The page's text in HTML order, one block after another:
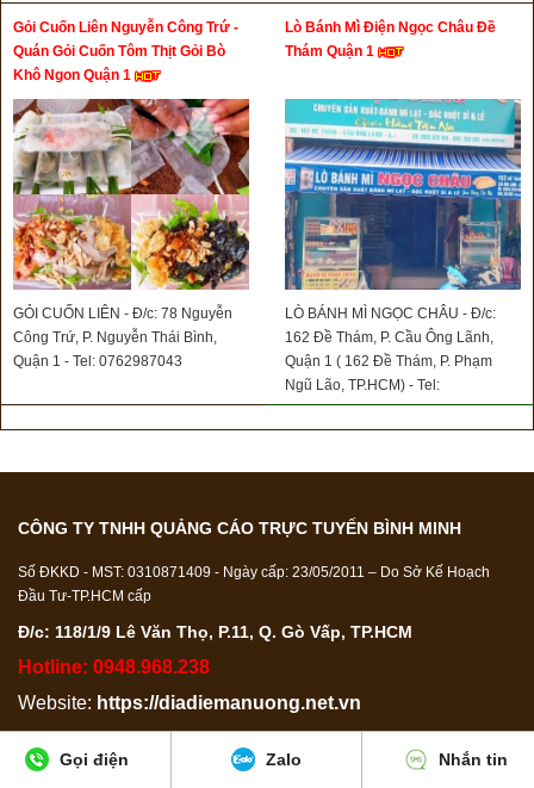
Gỏi Cuốn Liên Nguyễn Công Trứ -
Quán Gỏi Cuốn Tôm Thịt Gỏi Bò
Khô Ngon Quận 1
GỎI CUỐN LIÊN - Đ/c: 78 Nguyễn
Công Trứ, P. Nguyễn Thái Bình,
Quận 1 - Tel: 0762987043
Lò Bánh Mì Điện Ngọc Châu Đề
Thám Quận 1
LÒ BÁNH MÌ NGỌC CHÂU - Đ/c:
162 Đề Thám, P. Cầu Ông Lãnh,
Quận 1 ( 162 Đề Thám, P. Phạm
Ngũ Lão, TP.HCM) - Tel:
0901358085
Gọi điện Zalo Nhắn tin
CÔNG TY TNHH QUẢNG CÁO TRỰC TUYẾN BÌNH MINH
Số ĐKKD - MST: 0310871409 - Ngày cấp: 23/05/2011 – Do Sở Kế Hoạch
Đầu Tư-TP.HCM cấp
Đ/c: 118/1/9 Lê Văn Thọ, P.11, Q. Gò Vấp, TP.HCM
Hotline: 0948.968.238
Website: https://diadiemanuong.net.vn
Email:diadiemanuong24h@gmail.com
Copyright © Diadiemanuong.net.vn Ghi rõ nguồn “Diadiemanuong.net.vn”